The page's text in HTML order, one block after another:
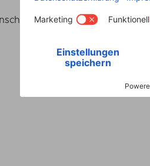
Garantiebestimmungen